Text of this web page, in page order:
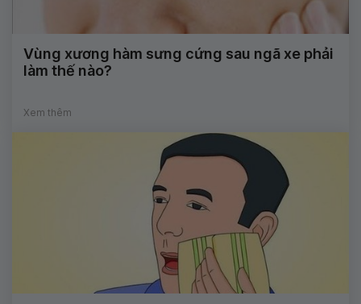
Vùng xương hàm sưng cứng sau ngã xe phải
làm thế nào?
Xem thêm